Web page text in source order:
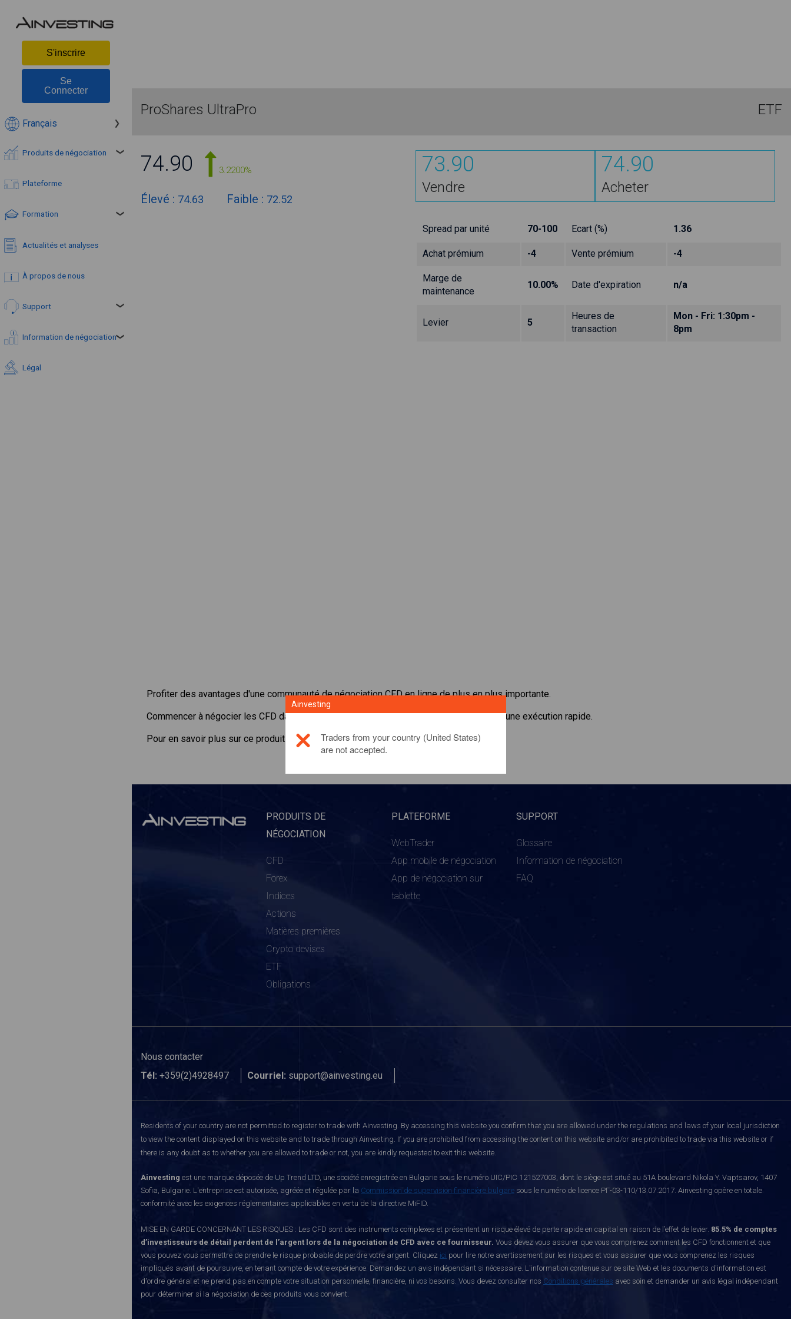
S'inscrire
Se
Connecter
Français
Produits de négociation
Plateforme
Formation
Actualités et analyses
À propos de nous
Support
Information de négociation
Légal
ProShares UltraPro ETF
74.90 3.2200%
Élevé : 74.63 Faible : 72.52
73.90
Vendre
74.90
Acheter
Spread par unité 70-100 Ecart (%) 1.36
Achat prémium -4 Vente prémium -4
Marge de
maintenance
10.00% Date d'expiration n/a
Levier 5
Heures de
transaction
Mon - Fri: 1:30pm -
8pm
Profiter des avantages d'une communauté de négociation CFD en ligne de plus en plus importante.
Commencer à négocier les CFD dansProShares UltraProavec de faibles spreads et une exécution rapide.
Pour en savoir plus sur ce produit d'investissement, veuillezcliquer ici
PRODUITS DE
NÉGOCIATION
CFD
Forex
Indices
Actions
Matières premières
Crypto devises
ETF
Obligations
PLATEFORME
WebTrader
App mobile de négociation
App de négociation sur
tablette
SUPPORT
Glossaire
Information de négociation
FAQ
Nous contacter
Tél: +359(2)4928497 Courriel: support@ainvesting.eu
Residents of your country are not permitted to register to trade with Ainvesting. By accessing this website you confirm that you are allowed under the regulations and laws of your local jurisdiction
to view the content displayed on this website and to trade through Ainvesting. If you are prohibited from accessing the content on this website and/or are prohibited to trade via this website or if
there is any doubt as to whether you are allowed to trade or not, you are kindly requested to exit this website.
Ainvesting est une marque déposée de Up Trend LTD, une société enregistrée en Bulgarie sous le numéro UIC/PIC 121527003, dont le siège est situé au 51A boulevard Nikola Y. Vaptsarov, 1407
Sofia, Bulgarie. L'entreprise est autorisée, agréée et régulée par la Commission de supervision financière bulgare sous le numéro de licence РГ-03-110/13.07.2017. Ainvesting opère en totale
conformité avec les exigences réglementaires applicables en vertu de la directive MiFID.
MISE EN GARDE CONCERNANT LES RISQUES : Les CFD sont des instruments complexes et présentent un risque élevé de perte rapide en capital en raison de l’effet de levier. 85.5% de comptes
d’investisseurs de détail perdent de l’argent lors de la négociation de CFD avec ce fournisseur. Vous devez vous assurer que vous comprenez comment les CFD fonctionnent et que
vous pouvez vous permettre de prendre le risque probable de perdre votre argent. Cliquez ici pour lire notre avertissement sur les risques et vous assurer que vous comprenez les risques
impliqués avant de poursuivre, en tenant compte de votre expérience. Demandez un avis indépendant si nécessaire. L'information contenue sur ce site Web et les documents d'information est
d'ordre général et ne prend pas en compte votre situation personnelle, financière, ni vos besoins. Vous devez consulter nos Conditions générales avec soin et demander un avis légal indépendant
pour déterminer si la négociation de ces produits vous convient.
Ainvesting
Traders from your country (United States)
are not accepted.